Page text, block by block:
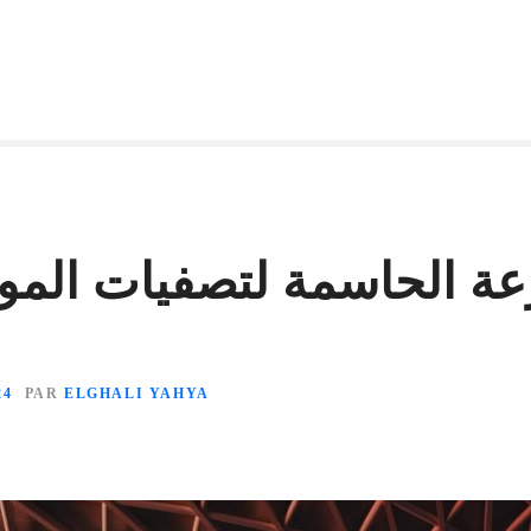
الحاسمة لتصفيات
PAR ELGHALI YAHYA